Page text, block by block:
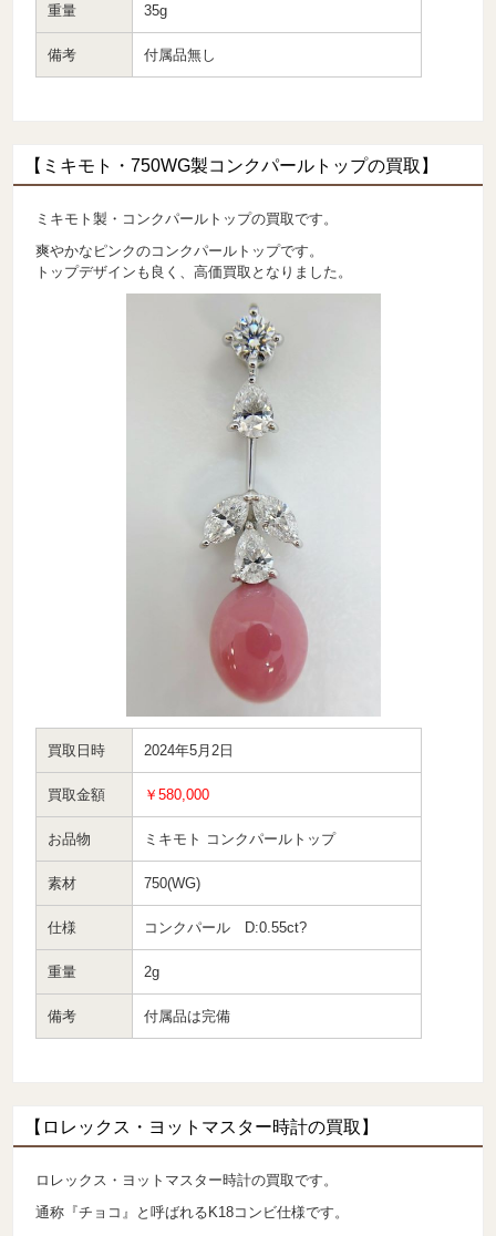
重量 35g
備考 付属品無し
【ミキモト・750WG製コンクパールトップの買取】
ミキモト製・コンクパールトップの買取です。
爽やかなピンクのコンクパールトップです。
トップデザインも良く、高価買取となりました。
買取日時 2024年5月2日
買取金額 ￥580,000
お品物 ミキモト コンクパールトップ
素材 750(WG)
仕様 コンクパール D:0.55ct?
重量 2g
備考 付属品は完備
【ロレックス・ヨットマスター時計の買取】
ロレックス・ヨットマスター時計の買取です。
通称『チョコ』と呼ばれるK18コンビ仕様です。